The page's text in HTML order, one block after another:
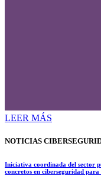
LEER MÁS
NOTICIAS
Iniciativa coordinada del sector
concretos en ciberseguridad para